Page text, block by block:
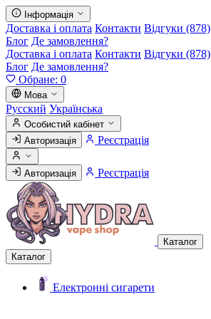
Інформація
Доставка і оплата Контакти Відгуки (878)
Блог Де замовлення?
Доставка і оплата Контакти Відгуки (878)
Блог Де замовлення?
Обране: 0
Мова
Русский Українська
Особистий кабінет
Авторизація
Реєстрація
Авторизація Реєстрація
Каталог
Каталог
Електронні сигарети